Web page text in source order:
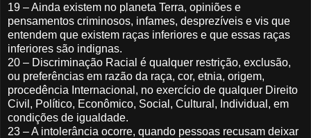
19 – Ainda existem no planeta Terra, opiniões e
pensamentos criminosos, infames, desprezíveis e vis que
entendem que existem raças inferiores e que essas raças
inferiores são indignas.
20 – Discriminação Racial é qualquer restrição, exclusão,
ou preferências em razão da raça, cor, etnia, origem,
procedência Internacional, no exercício de qualquer Direito
Civil, Político, Econômico, Social, Cultural, Individual, em
condições de igualdade.
23 – A intolerância ocorre, quando pessoas recusam deixar